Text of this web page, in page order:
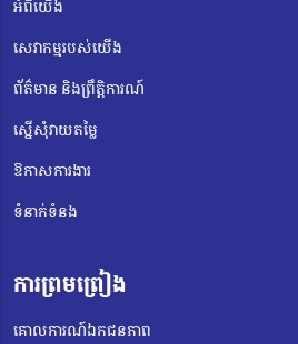
អំពីយើង
សេវាកម្មរបស់យើង
ព័ត៌មាន និងព្រឹត្តិការណ៍
ស្នើសុំវាយតម្លៃ
ឱកាសការងារ
ទំនាក់ទំនង
ការព្រមព្រៀង
គោលការណ៍ឯកជនភាព